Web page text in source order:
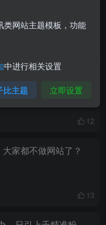
12
家都不做网站了？
13
类网站主题模板，功能
中进行相关设置
比主题 立即设置